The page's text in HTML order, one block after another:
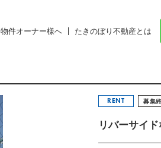
物件オーナー様へ たきのぼり不動産とは
RENT 募集
リバーサイ